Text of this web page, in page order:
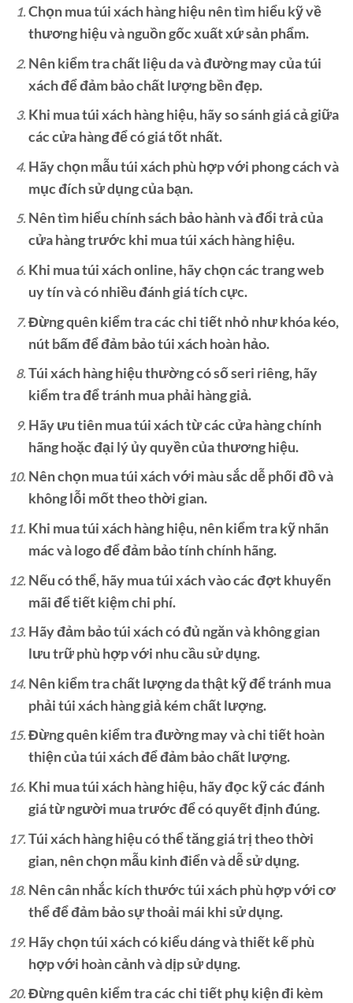
Chọn mua túi xách hàng hiệu nên tìm hiểu kỹ về
thương hiệu và nguồn gốc xuất xứ sản phẩm.
Nên kiểm tra chất liệu da và đường may của túi
xách để đảm bảo chất lượng bền đẹp.
Khi mua túi xách hàng hiệu, hãy so sánh giá cả giữa
các cửa hàng để có giá tốt nhất.
Hãy chọn mẫu túi xách phù hợp với phong cách và
mục đích sử dụng của bạn.
Nên tìm hiểu chính sách bảo hành và đổi trả của
cửa hàng trước khi mua túi xách hàng hiệu.
Khi mua túi xách online, hãy chọn các trang web
uy tín và có nhiều đánh giá tích cực.
Đừng quên kiểm tra các chi tiết nhỏ như khóa kéo,
nút bấm để đảm bảo túi xách hoàn hảo.
Túi xách hàng hiệu thường có số seri riêng, hãy
kiểm tra để tránh mua phải hàng giả.
Hãy ưu tiên mua túi xách từ các cửa hàng chính
hãng hoặc đại lý ủy quyền của thương hiệu.
Nên chọn mua túi xách với màu sắc dễ phối đồ và
không lỗi mốt theo thời gian.
Khi mua túi xách hàng hiệu, nên kiểm tra kỹ nhãn
mác và logo để đảm bảo tính chính hãng.
Nếu có thể, hãy mua túi xách vào các đợt khuyến
mãi để tiết kiệm chi phí.
Hãy đảm bảo túi xách có đủ ngăn và không gian
lưu trữ phù hợp với nhu cầu sử dụng.
Nên kiểm tra chất lượng da thật kỹ để tránh mua
phải túi xách hàng giả kém chất lượng.
Đừng quên kiểm tra đường may và chi tiết hoàn
thiện của túi xách để đảm bảo chất lượng.
Khi mua túi xách hàng hiệu, hãy đọc kỹ các đánh
giá từ người mua trước để có quyết định đúng.
Túi xách hàng hiệu có thể tăng giá trị theo thời
gian, nên chọn mẫu kinh điển và dễ sử dụng.
Nên cân nhắc kích thước túi xách phù hợp với cơ
thể để đảm bảo sự thoải mái khi sử dụng.
Hãy chọn túi xách có kiểu dáng và thiết kế phù
hợp với hoàn cảnh và dịp sử dụng.
Đừng quên kiểm tra các chi tiết phụ kiện đi kèm